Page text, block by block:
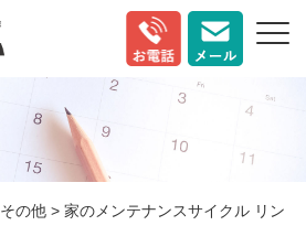
その他 > 家のメンテナンスサイクル リン